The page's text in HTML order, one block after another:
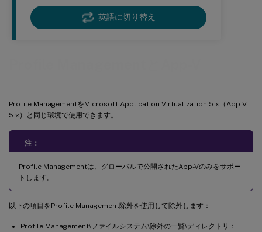
英語に切り替え
Profile ManagementをMicrosoft Application Virtualization 5.x（App-V
5.x）と同じ環境で使用できます。
注：
Profile Managementは、グローバルで公開されたApp-Vのみをサポー
トします。
以下の項目をProfile Management除外を使用して除外します：
Profile Management\ファイルシステム\除外の一覧\ディレクトリ：